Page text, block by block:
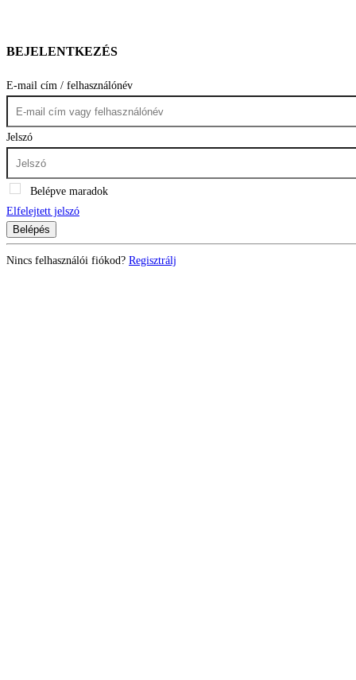
BEJELENTKEZÉS
E-mail cím / felhasználónév
Jelszó
Belépve maradok
Elfelejtett jelszó
Belépés
Nincs felhasználói fiókod? Regisztrálj